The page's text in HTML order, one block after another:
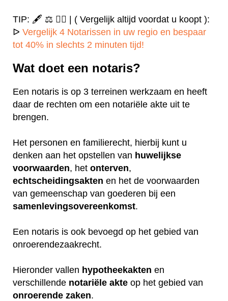
TIP: 🖋️ ⚖️ ✍🏻 | ( Vergelijk altijd voordat u koopt ):
ᐅ Vergelijk 4 Notarissen in uw regio en bespaar
tot 40% in slechts 2 minuten tijd!
Wat doet een notaris?
Een notaris is op 3 terreinen werkzaam en heeft
daar de rechten om een notariële akte uit te
brengen.
Het personen en familierecht, hierbij kunt u
denken aan het opstellen van huwelijkse
voorwaarden, het onterven,
echtscheidingsakten en het de voorwaarden
van gemeenschap van goederen bij een
samenlevingsovereenkomst.
Een notaris is ook bevoegd op het gebied van
onroerendezaakrecht.
Hieronder vallen hypotheekakten en
verschillende notariële akte op het gebied van
onroerende zaken.